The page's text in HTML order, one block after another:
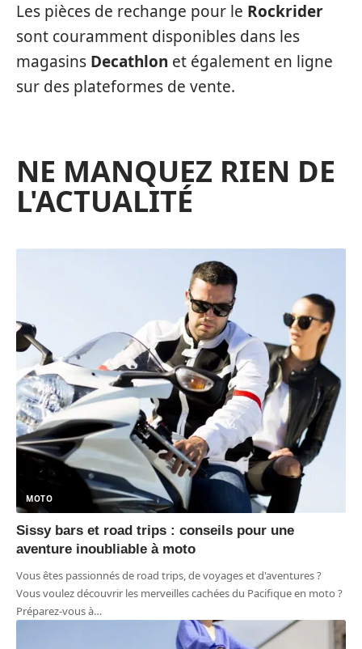
Les pièces de rechange pour le Rockrider
sont couramment disponibles dans les
magasins Decathlon et également en ligne
sur des plateformes de vente.
NE MANQUEZ RIEN DE
L'ACTUALITÉ
MOTO
Sissy bars et road trips : conseils pour une
aventure inoubliable à moto
Vous êtes passionnés de road trips, de voyages et d'aventures ?
Vous voulez découvrir les merveilles cachées du Pacifique en moto ?
Préparez-vous à…